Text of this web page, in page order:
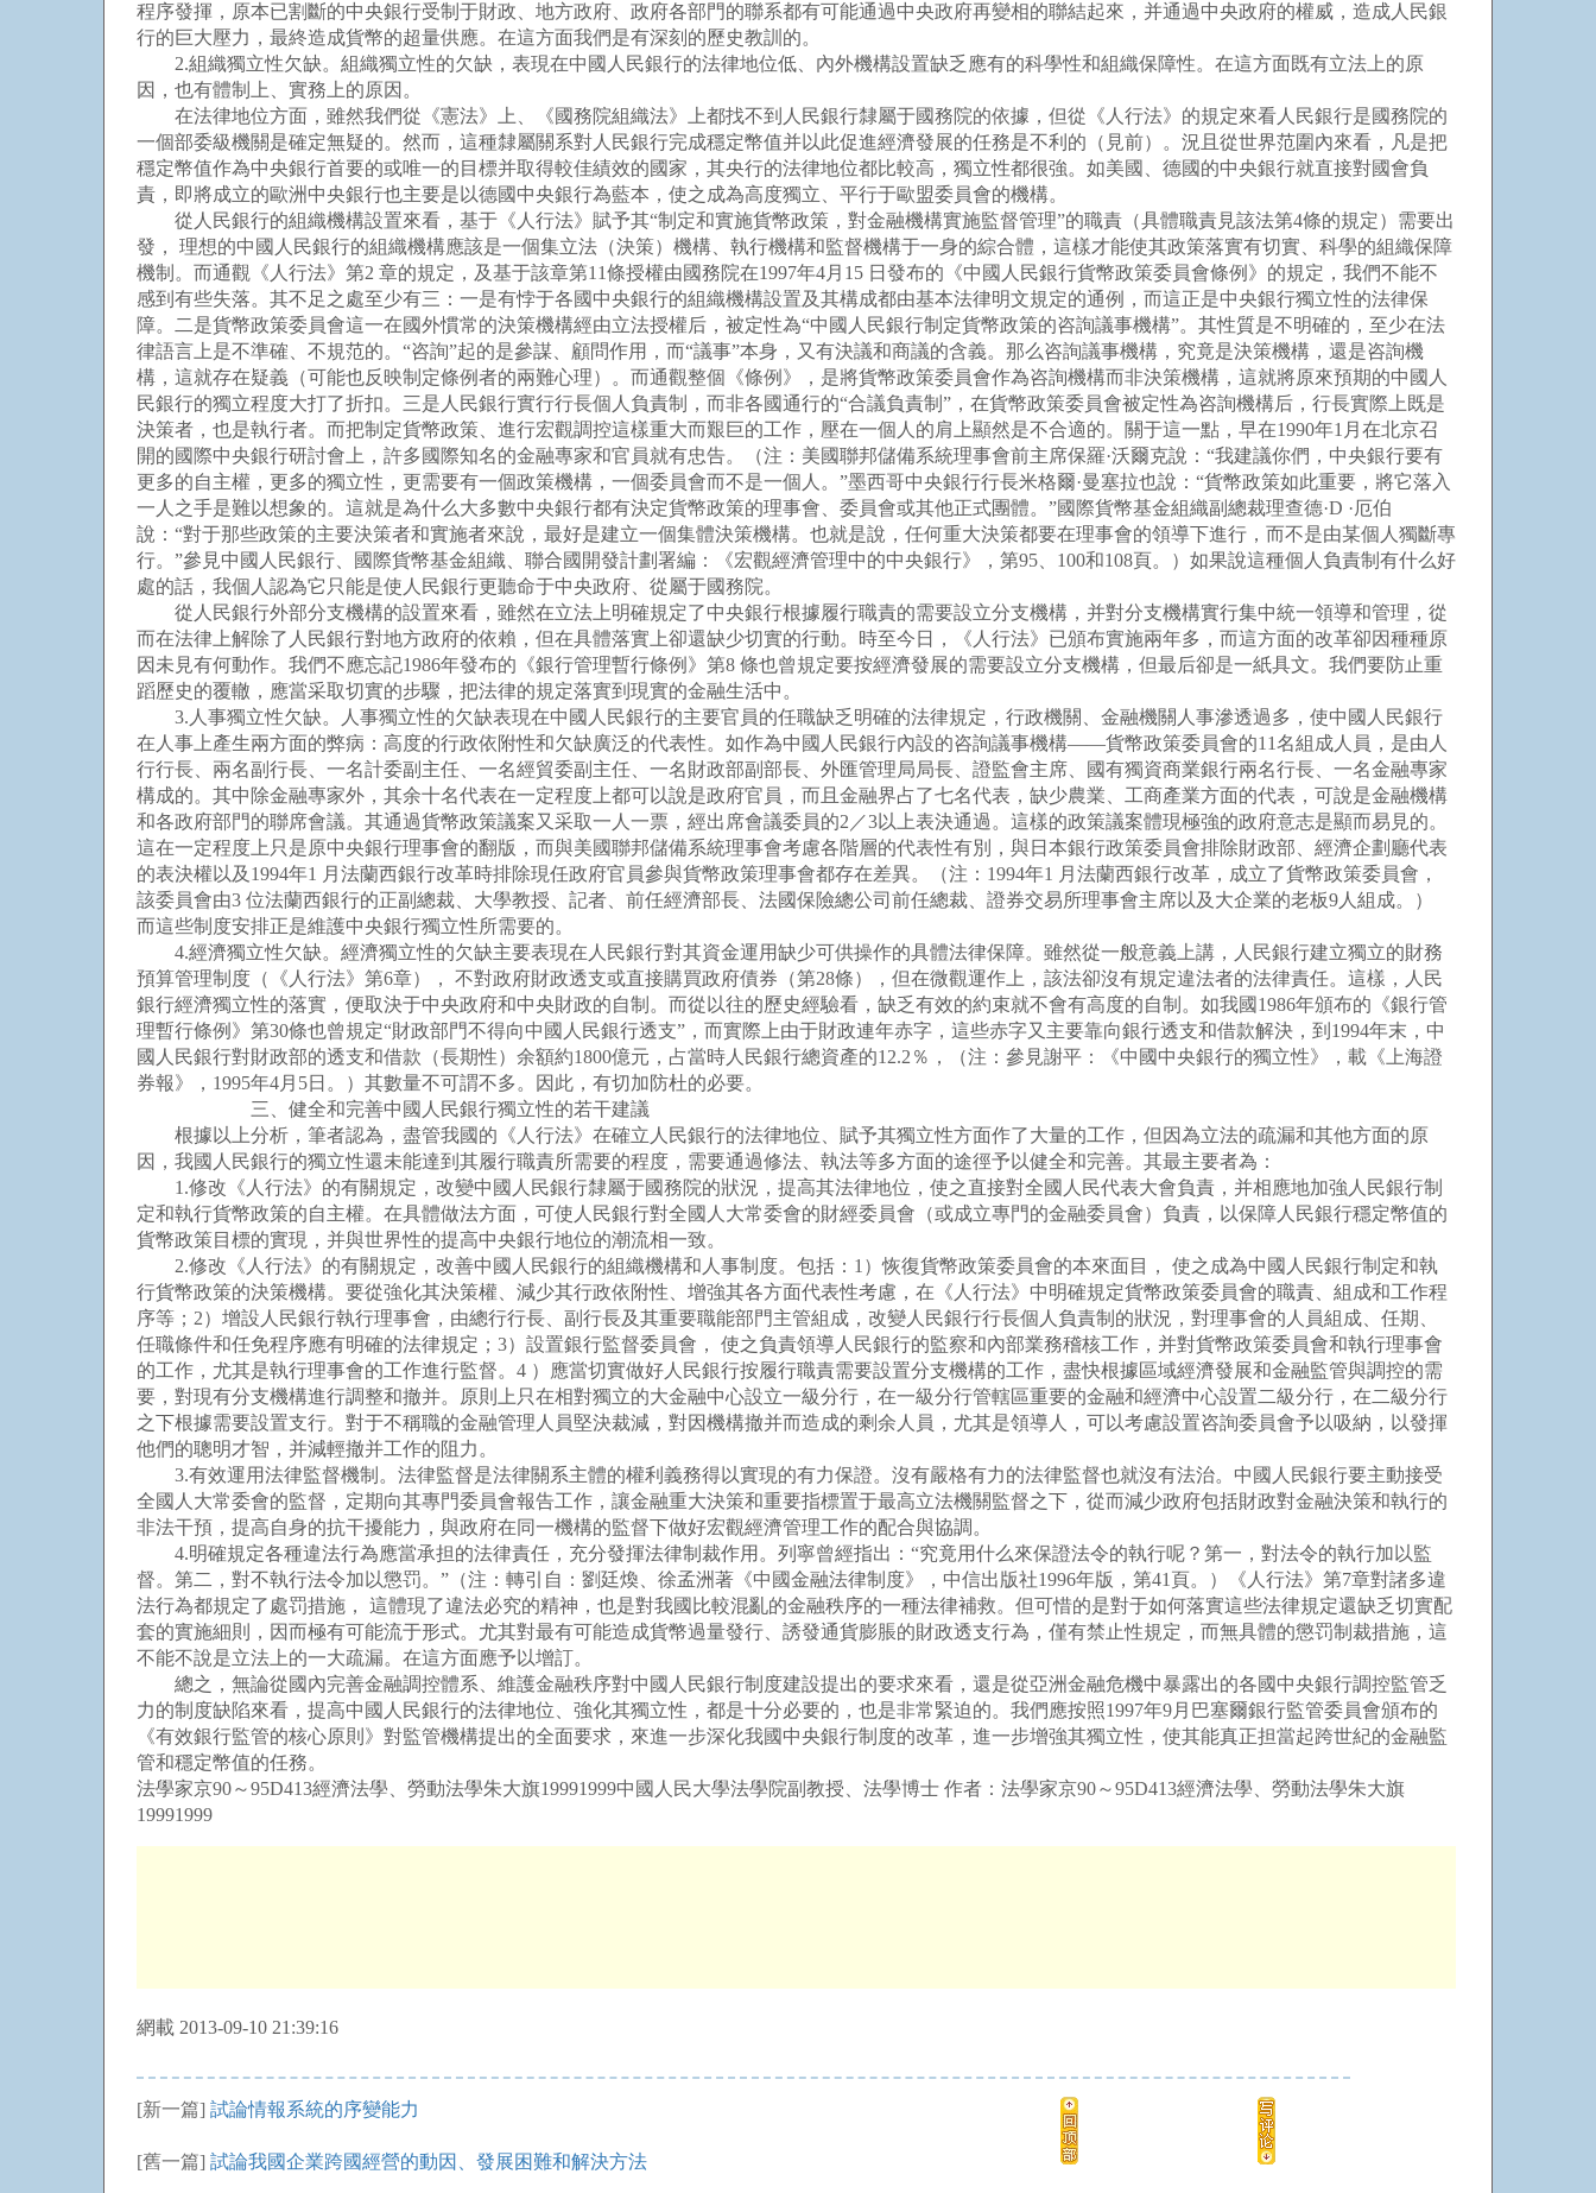
程序發揮，原本已割斷的中央銀行受制于財政、地方政府、政府各部門的聯系都有可能通過中央政府再變相的聯結起來，并通過中央政府的權威，造成人民銀
行的巨大壓力，最終造成貨幣的超量供應。在這方面我們是有深刻的歷史教訓的。
2.組織獨立性欠缺。組織獨立性的欠缺，表現在中國人民銀行的法律地位低、內外機構設置缺乏應有的科學性和組織保障性。在這方面既有立法上的原
因，也有體制上、實務上的原因。
在法律地位方面，雖然我們從《憲法》上、《國務院組織法》上都找不到人民銀行隸屬于國務院的依據，但從《人行法》的規定來看人民銀行是國務院的
一個部委級機關是確定無疑的。然而，這種隸屬關系對人民銀行完成穩定幣值并以此促進經濟發展的任務是不利的（見前）。況且從世界范圍內來看，凡是把
穩定幣值作為中央銀行首要的或唯一的目標并取得較佳績效的國家，其央行的法律地位都比較高，獨立性都很強。如美國、德國的中央銀行就直接對國會負
責，即將成立的歐洲中央銀行也主要是以德國中央銀行為藍本，使之成為高度獨立、平行于歐盟委員會的機構。
從人民銀行的組織機構設置來看，基于《人行法》賦予其“制定和實施貨幣政策，對金融機構實施監督管理”的職責（具體職責見該法第4條的規定）需要出
發， 理想的中國人民銀行的組織機構應該是一個集立法（決策）機構、執行機構和監督機構于一身的綜合體，這樣才能使其政策落實有切實、科學的組織保障
機制。而通觀《人行法》第2 章的規定，及基于該章第11條授權由國務院在1997年4月15 日發布的《中國人民銀行貨幣政策委員會條例》的規定，我們不能不
感到有些失落。其不足之處至少有三：一是有悖于各國中央銀行的組織機構設置及其構成都由基本法律明文規定的通例，而這正是中央銀行獨立性的法律保
障。二是貨幣政策委員會這一在國外慣常的決策機構經由立法授權后，被定性為“中國人民銀行制定貨幣政策的咨詢議事機構”。其性質是不明確的，至少在法
律語言上是不準確、不規范的。“咨詢”起的是參謀、顧問作用，而“議事”本身，又有決議和商議的含義。那么咨詢議事機構，究竟是決策機構，還是咨詢機
構，這就存在疑義（可能也反映制定條例者的兩難心理）。而通觀整個《條例》，是將貨幣政策委員會作為咨詢機構而非決策機構，這就將原來預期的中國人
民銀行的獨立程度大打了折扣。三是人民銀行實行行長個人負責制，而非各國通行的“合議負責制”，在貨幣政策委員會被定性為咨詢機構后，行長實際上既是
決策者，也是執行者。而把制定貨幣政策、進行宏觀調控這樣重大而艱巨的工作，壓在一個人的肩上顯然是不合適的。關于這一點，早在1990年1月在北京召
開的國際中央銀行研討會上，許多國際知名的金融專家和官員就有忠告。（注：美國聯邦儲備系統理事會前主席保羅·沃爾克說：“我建議你們，中央銀行要有
更多的自主權，更多的獨立性，更需要有一個政策機構，一個委員會而不是一個人。”墨西哥中央銀行行長米格爾·曼塞拉也說：“貨幣政策如此重要，將它落入
一人之手是難以想象的。這就是為什么大多數中央銀行都有決定貨幣政策的理事會、委員會或其他正式團體。”國際貨幣基金組織副總裁理查德·D ·厄伯
說：“對于那些政策的主要決策者和實施者來說，最好是建立一個集體決策機構。也就是說，任何重大決策都要在理事會的領導下進行，而不是由某個人獨斷專
行。”參見中國人民銀行、國際貨幣基金組織、聯合國開發計劃署編：《宏觀經濟管理中的中央銀行》，第95、100和108頁。）如果說這種個人負責制有什么好
處的話，我個人認為它只能是使人民銀行更聽命于中央政府、從屬于國務院。
從人民銀行外部分支機構的設置來看，雖然在立法上明確規定了中央銀行根據履行職責的需要設立分支機構，并對分支機構實行集中統一領導和管理，從
而在法律上解除了人民銀行對地方政府的依賴，但在具體落實上卻還缺少切實的行動。時至今日，《人行法》已頒布實施兩年多，而這方面的改革卻因種種原
因未見有何動作。我們不應忘記1986年發布的《銀行管理暫行條例》第8 條也曾規定要按經濟發展的需要設立分支機構，但最后卻是一紙具文。我們要防止重
蹈歷史的覆轍，應當采取切實的步驟，把法律的規定落實到現實的金融生活中。
3.人事獨立性欠缺。人事獨立性的欠缺表現在中國人民銀行的主要官員的任職缺乏明確的法律規定，行政機關、金融機關人事滲透過多，使中國人民銀行
在人事上產生兩方面的弊病：高度的行政依附性和欠缺廣泛的代表性。如作為中國人民銀行內設的咨詢議事機構——貨幣政策委員會的11名組成人員，是由人
行行長、兩名副行長、一名計委副主任、一名經貿委副主任、一名財政部副部長、外匯管理局局長、證監會主席、國有獨資商業銀行兩名行長、一名金融專家
構成的。其中除金融專家外，其余十名代表在一定程度上都可以說是政府官員，而且金融界占了七名代表，缺少農業、工商產業方面的代表，可說是金融機構
和各政府部門的聯席會議。其通過貨幣政策議案又采取一人一票，經出席會議委員的2／3以上表決通過。這樣的政策議案體現極強的政府意志是顯而易見的。
這在一定程度上只是原中央銀行理事會的翻版，而與美國聯邦儲備系統理事會考慮各階層的代表性有別，與日本銀行政策委員會排除財政部、經濟企劃廳代表
的表決權以及1994年1 月法蘭西銀行改革時排除現任政府官員參與貨幣政策理事會都存在差異。（注：1994年1 月法蘭西銀行改革，成立了貨幣政策委員會，
該委員會由3 位法蘭西銀行的正副總裁、大學教授、記者、前任經濟部長、法國保險總公司前任總裁、證券交易所理事會主席以及大企業的老板9人組成。）
而這些制度安排正是維護中央銀行獨立性所需要的。
4.經濟獨立性欠缺。經濟獨立性的欠缺主要表現在人民銀行對其資金運用缺少可供操作的具體法律保障。雖然從一般意義上講，人民銀行建立獨立的財務
預算管理制度（《人行法》第6章）， 不對政府財政透支或直接購買政府債券（第28條），但在微觀運作上，該法卻沒有規定違法者的法律責任。這樣，人民
銀行經濟獨立性的落實，便取決于中央政府和中央財政的自制。而從以往的歷史經驗看，缺乏有效的約束就不會有高度的自制。如我國1986年頒布的《銀行管
理暫行條例》第30條也曾規定“財政部門不得向中國人民銀行透支”，而實際上由于財政連年赤字，這些赤字又主要靠向銀行透支和借款解決，到1994年末，中
國人民銀行對財政部的透支和借款（長期性）余額約1800億元，占當時人民銀行總資產的12.2％，（注：參見謝平：《中國中央銀行的獨立性》，載《上海證
券報》，1995年4月5日。）其數量不可謂不多。因此，有切加防杜的必要。
三、健全和完善中國人民銀行獨立性的若干建議
根據以上分析，筆者認為，盡管我國的《人行法》在確立人民銀行的法律地位、賦予其獨立性方面作了大量的工作，但因為立法的疏漏和其他方面的原
因，我國人民銀行的獨立性還未能達到其履行職責所需要的程度，需要通過修法、執法等多方面的途徑予以健全和完善。其最主要者為：
1.修改《人行法》的有關規定，改變中國人民銀行隸屬于國務院的狀況，提高其法律地位，使之直接對全國人民代表大會負責，并相應地加強人民銀行制
定和執行貨幣政策的自主權。在具體做法方面，可使人民銀行對全國人大常委會的財經委員會（或成立專門的金融委員會）負責，以保障人民銀行穩定幣值的
貨幣政策目標的實現，并與世界性的提高中央銀行地位的潮流相一致。
2.修改《人行法》的有關規定，改善中國人民銀行的組織機構和人事制度。包括：1）恢復貨幣政策委員會的本來面目， 使之成為中國人民銀行制定和執
行貨幣政策的決策機構。要從強化其決策權、減少其行政依附性、增強其各方面代表性考慮，在《人行法》中明確規定貨幣政策委員會的職責、組成和工作程
序等；2）增設人民銀行執行理事會，由總行行長、副行長及其重要職能部門主管組成，改變人民銀行行長個人負責制的狀況，對理事會的人員組成、任期、
任職條件和任免程序應有明確的法律規定；3）設置銀行監督委員會， 使之負責領導人民銀行的監察和內部業務稽核工作，并對貨幣政策委員會和執行理事會
的工作，尤其是執行理事會的工作進行監督。4 ）應當切實做好人民銀行按履行職責需要設置分支機構的工作，盡快根據區域經濟發展和金融監管與調控的需
要，對現有分支機構進行調整和撤并。原則上只在相對獨立的大金融中心設立一級分行，在一級分行管轄區重要的金融和經濟中心設置二級分行，在二級分行
之下根據需要設置支行。對于不稱職的金融管理人員堅決裁減，對因機構撤并而造成的剩余人員，尤其是領導人，可以考慮設置咨詢委員會予以吸納，以發揮
他們的聰明才智，并減輕撤并工作的阻力。
3.有效運用法律監督機制。法律監督是法律關系主體的權利義務得以實現的有力保證。沒有嚴格有力的法律監督也就沒有法治。中國人民銀行要主動接受
全國人大常委會的監督，定期向其專門委員會報告工作，讓金融重大決策和重要指標置于最高立法機關監督之下，從而減少政府包括財政對金融決策和執行的
非法干預，提高自身的抗干擾能力，與政府在同一機構的監督下做好宏觀經濟管理工作的配合與協調。
4.明確規定各種違法行為應當承担的法律責任，充分發揮法律制裁作用。列寧曾經指出：“究竟用什么來保證法令的執行呢？第一，對法令的執行加以監
督。第二，對不執行法令加以懲罚。”（注：轉引自：劉廷煥、徐孟洲著《中國金融法律制度》，中信出版社1996年版，第41頁。）《人行法》第7章對諸多違
法行為都規定了處罚措施， 這體現了違法必究的精神，也是對我國比較混亂的金融秩序的一種法律補救。但可惜的是對于如何落實這些法律規定還缺乏切實配
套的實施細則，因而極有可能流于形式。尤其對最有可能造成貨幣過量發行、誘發通貨膨脹的財政透支行為，僅有禁止性規定，而無具體的懲罚制裁措施，這
不能不說是立法上的一大疏漏。在這方面應予以增訂。
總之，無論從國內完善金融調控體系、維護金融秩序對中國人民銀行制度建設提出的要求來看，還是從亞洲金融危機中暴露出的各國中央銀行調控監管乏
力的制度缺陷來看，提高中國人民銀行的法律地位、強化其獨立性，都是十分必要的，也是非常緊迫的。我們應按照1997年9月巴塞爾銀行監管委員會頒布的
《有效銀行監管的核心原則》對監管機構提出的全面要求，來進一步深化我國中央銀行制度的改革，進一步增強其獨立性，使其能真正担當起跨世紀的金融監
管和穩定幣值的任務。
法學家京90～95D413經濟法學、勞動法學朱大旗19991999中國人民大學法學院副教授、法學博士 作者：法學家京90～95D413經濟法學、勞動法學朱大旗
19991999
網載 2013-09-10 21:39:16
[新一篇] 試論情報系統的序變能力
[舊一篇] 試論我國企業跨國經營的動因、發展困難和解決方法